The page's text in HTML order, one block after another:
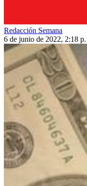
Redacción Semana
6 de junio de 2022, 2:18